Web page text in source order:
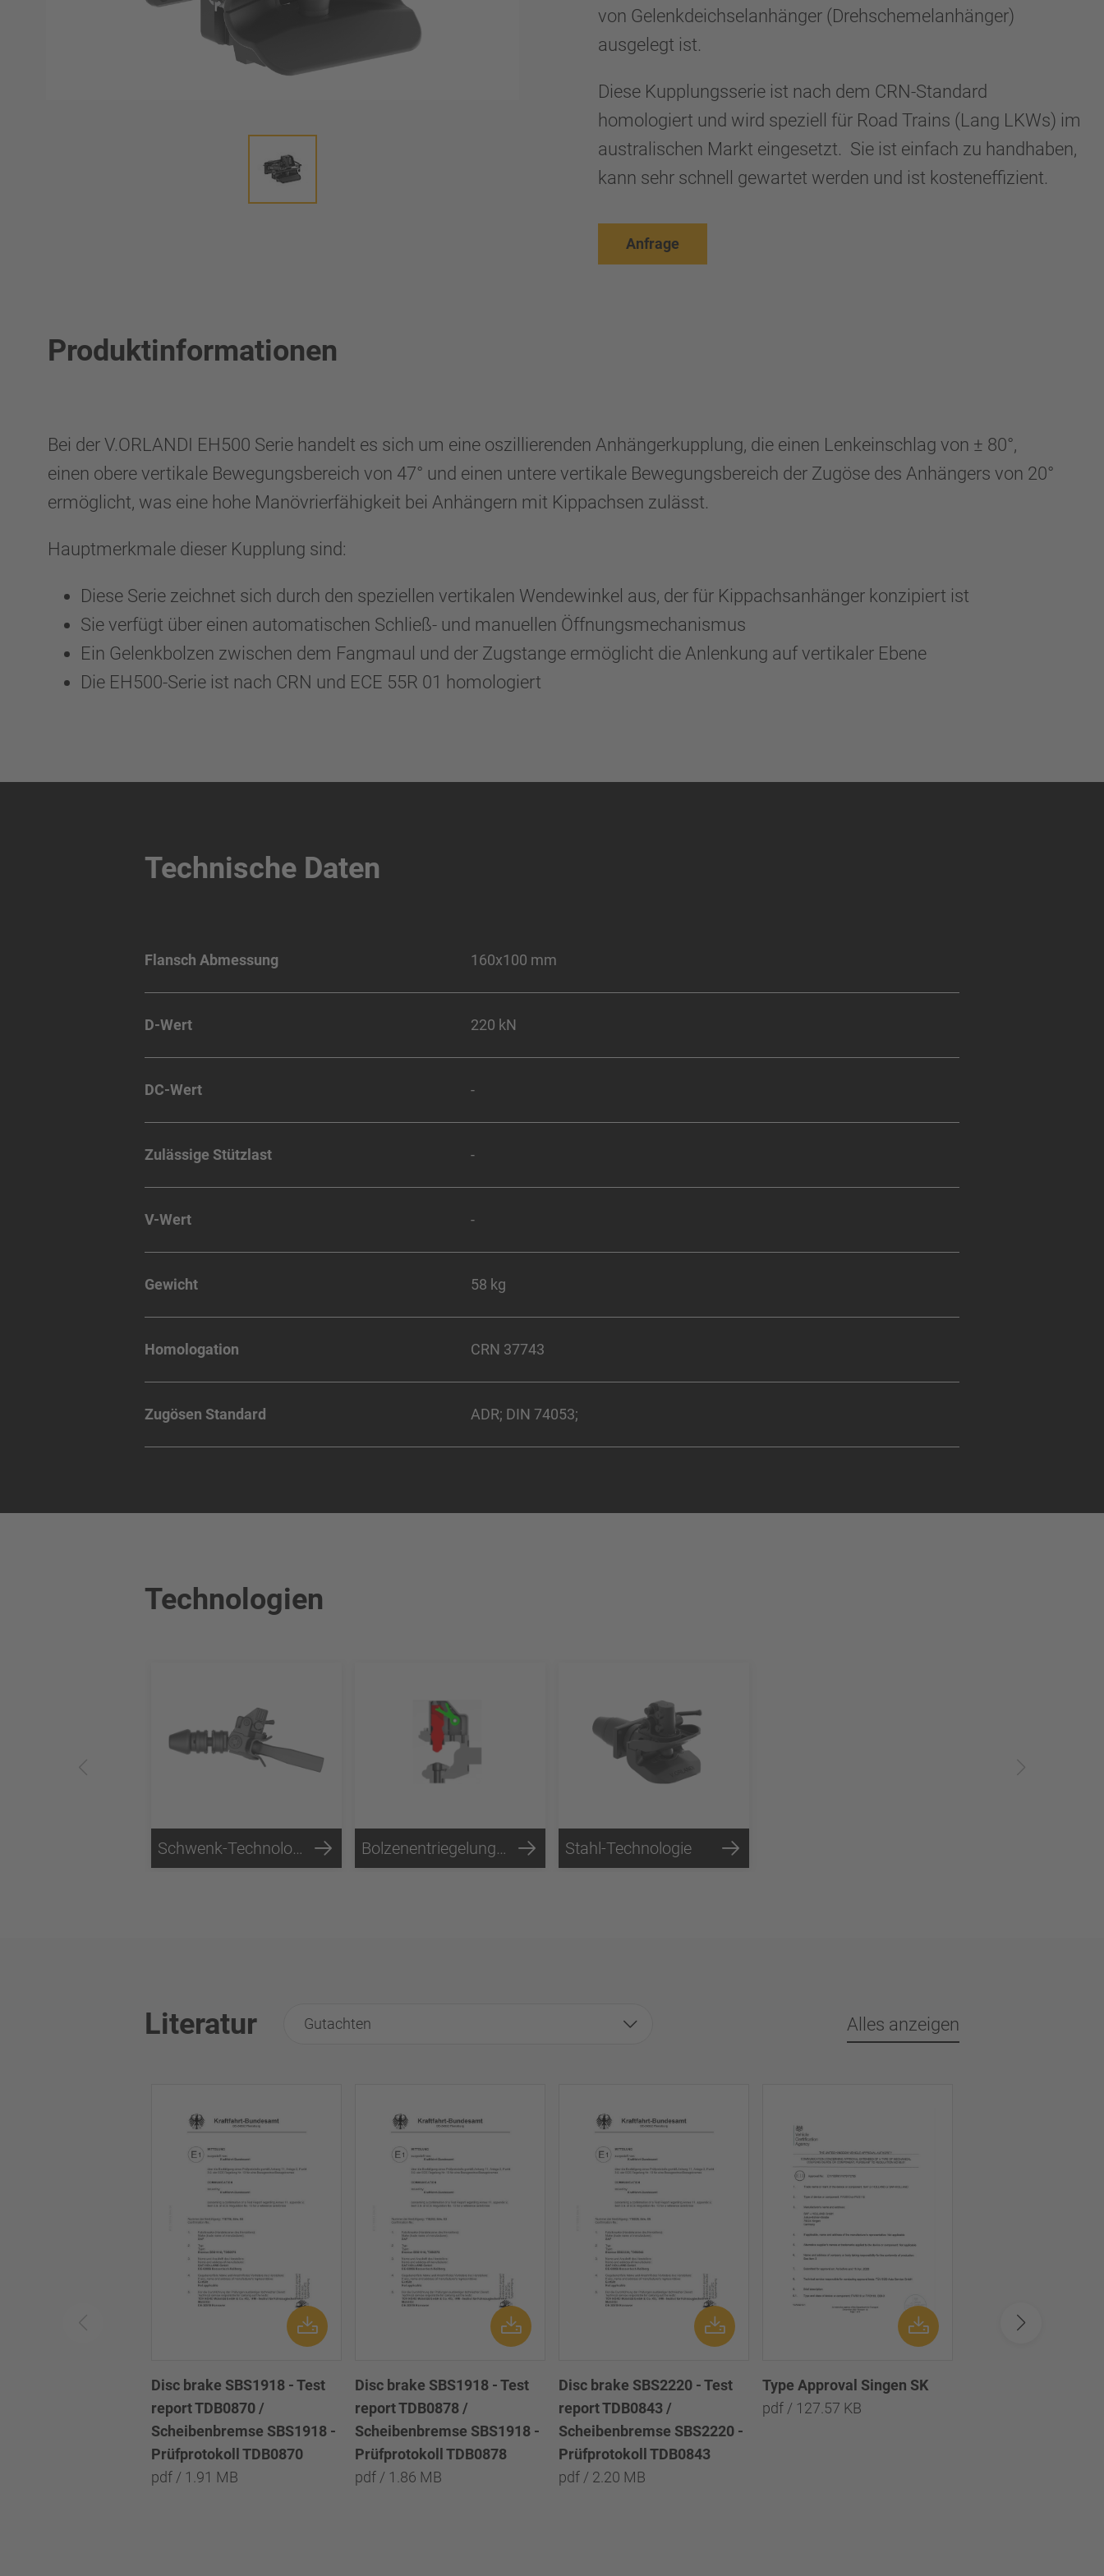
von Gelenkdeichselanhänger (Drehschemelanhänger)
ausgelegt ist.
Diese Kupplungsserie ist nach dem CRN-Standard
homologiert und wird speziell für Road Trains (Lang LKWs) im
australischen Markt eingesetzt. Sie ist einfach zu handhaben,
kann sehr schnell gewartet werden und ist kosteneffizient.
Anfrage
Produktinformationen
Bei der V.ORLANDI EH500 Serie handelt es sich um eine oszillierenden Anhängerkupplung, die einen Lenkeinschlag von ± 80°,
einen obere vertikale Bewegungsbereich von 47° und einen untere vertikale Bewegungsbereich der Zugöse des Anhängers von 20°
ermöglicht, was eine hohe Manövrierfähigkeit bei Anhängern mit Kippachsen zulässt.
Hauptmerkmale dieser Kupplung sind:
Diese Serie zeichnet sich durch den speziellen vertikalen Wendewinkel aus, der für Kippachsanhänger konzipiert ist
Sie verfügt über einen automatischen Schließ- und manuellen Öffnungsmechanismus
Ein Gelenkbolzen zwischen dem Fangmaul und der Zugstange ermöglicht die Anlenkung auf vertikaler Ebene
Die EH500-Serie ist nach CRN und ECE 55R 01 homologiert
Technische Daten
Flansch Abmessung 160x100 mm
D-Wert 220 kN
DC-Wert -
Zulässige Stützlast -
V-Wert -
Gewicht 58 kg
Homologation CRN 37743
Zugösen Standard ADR; DIN 74053;
Technologien
Schwenk-Technologie Bolzenentriegelungs-Technologie Stahl-Technologie
Literatur Gutachten Alles anzeigen
Disc brake SBS1918 - Test
report TDB0870 /
Scheibenbremse SBS1918 -
Prüfprotokoll TDB0870
pdf / 1.91 MB
Disc brake SBS1918 - Test
report TDB0878 /
Scheibenbremse SBS1918 -
Prüfprotokoll TDB0878
pdf / 1.86 MB
Disc brake SBS2220 - Test
report TDB0843 /
Scheibenbremse SBS2220 -
Prüfprotokoll TDB0843
pdf / 2.20 MB
Type Approval Singen SK
pdf / 127.57 KB